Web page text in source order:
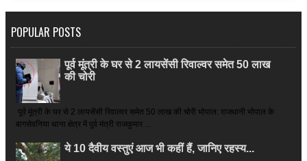
POPULAR POSTS
पूर्व मूंत्री के घर से 2 लायसेंसी रिवाल्वर समेत 50 लाख
की चोरी
पूर्व मूंत्री के घर से 2 लायसेंसी रिवाल्वर समेत 50 लाख की चोरी भोपाल: राजधानी भोपाल के
बागसेवनिया थाना क्षेत्र में पूर्व मंत्री राजकुमार ...
ये 10 दैवीय वस्तुएं आज भी कहीं हैं, जानिए रहस्य...